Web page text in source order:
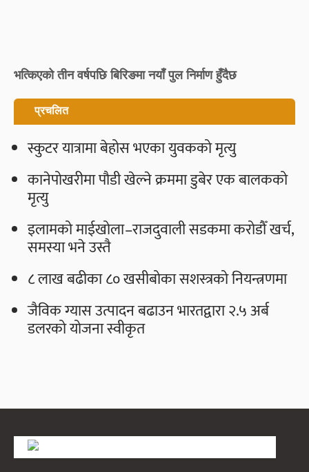
भत्किएको तीन वर्षपछि बिरिङमा नयाँ पुल निर्माण हुँदैछ
प्रचलित
स्कुटर यात्रामा बेहोस भएका युवकको मृत्यु
कानेपोखरीमा पौडी खेल्ने क्रममा डुबेर एक बालकको
मृत्यु
इलामको माईखोला–राजदुवाली सडकमा करोडौँ खर्च,
समस्या भने उस्तै
८ लाख बढीका ८० खसीबोका सशस्त्रको नियन्त्रणमा
जैविक ग्यास उत्पादन बढाउन भारतद्वारा २.५ अर्ब
डलरको योजना स्वीकृत